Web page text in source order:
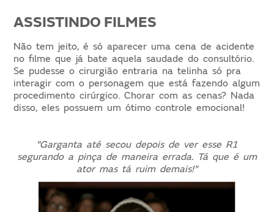
ASSISTINDO FILMES
Não tem jeito, é só aparecer uma cena de acidente
no filme que já bate aquela saudade do consultório.
Se pudesse o cirurgião entraria na telinha só pra
interagir com o personagem que está fazendo algum
procedimento cirúrgico. Chorar com as cenas? Nada
disso, eles possuem um ótimo controle emocional!
"Garganta até secou depois de ver esse R1
segurando a pinça de maneira errada. Tá que é um
ator mas tá ruim demais!"